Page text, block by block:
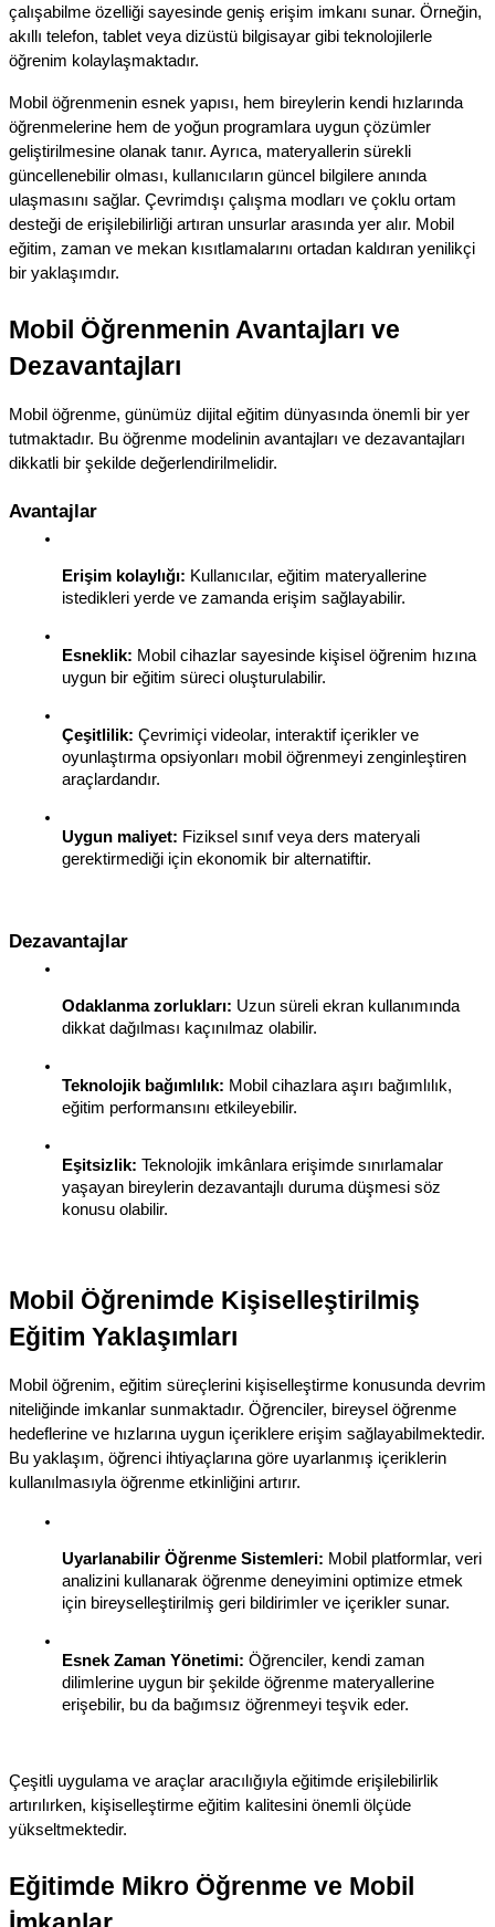
çalışabilme özelliği sayesinde geniş erişim imkanı sunar. Örneğin,
akıllı telefon, tablet veya dizüstü bilgisayar gibi teknolojilerle
öğrenim kolaylaşmaktadır.
Mobil öğrenmenin esnek yapısı, hem bireylerin kendi hızlarında
öğrenmelerine hem de yoğun programlara uygun çözümler
geliştirilmesine olanak tanır. Ayrıca, materyallerin sürekli
güncellenebilir olması, kullanıcıların güncel bilgilere anında
ulaşmasını sağlar. Çevrimdışı çalışma modları ve çoklu ortam
desteği de erişilebilirliği artıran unsurlar arasında yer alır. Mobil
eğitim, zaman ve mekan kısıtlamalarını ortadan kaldıran yenilikçi
bir yaklaşımdır.
Mobil Öğrenmenin Avantajları ve
Dezavantajları
Mobil öğrenme, günümüz dijital eğitim dünyasında önemli bir yer
tutmaktadır. Bu öğrenme modelinin avantajları ve dezavantajları
dikkatli bir şekilde değerlendirilmelidir.
Avantajlar
Erişim kolaylığı: Kullanıcılar, eğitim materyallerine
istedikleri yerde ve zamanda erişim sağlayabilir.
Esneklik: Mobil cihazlar sayesinde kişisel öğrenim hızına
uygun bir eğitim süreci oluşturulabilir.
Çeşitlilik: Çevrimiçi videolar, interaktif içerikler ve
oyunlaştırma opsiyonları mobil öğrenmeyi zenginleştiren
araçlardandır.
Uygun maliyet: Fiziksel sınıf veya ders materyali
gerektirmediği için ekonomik bir alternatiftir.
Dezavantajlar
Odaklanma zorlukları: Uzun süreli ekran kullanımında
dikkat dağılması kaçınılmaz olabilir.
Teknolojik bağımlılık: Mobil cihazlara aşırı bağımlılık,
eğitim performansını etkileyebilir.
Eşitsizlik: Teknolojik imkânlara erişimde sınırlamalar
yaşayan bireylerin dezavantajlı duruma düşmesi söz
konusu olabilir.
Mobil Öğrenimde Kişiselleştirilmiş
Eğitim Yaklaşımları
Mobil öğrenim, eğitim süreçlerini kişiselleştirme konusunda devrim
niteliğinde imkanlar sunmaktadır. Öğrenciler, bireysel öğrenme
hedeflerine ve hızlarına uygun içeriklere erişim sağlayabilmektedir.
Bu yaklaşım, öğrenci ihtiyaçlarına göre uyarlanmış içeriklerin
kullanılmasıyla öğrenme etkinliğini artırır.
Uyarlanabilir Öğrenme Sistemleri: Mobil platformlar, veri
analizini kullanarak öğrenme deneyimini optimize etmek
için bireyselleştirilmiş geri bildirimler ve içerikler sunar.
Esnek Zaman Yönetimi: Öğrenciler, kendi zaman
dilimlerine uygun bir şekilde öğrenme materyallerine
erişebilir, bu da bağımsız öğrenmeyi teşvik eder.
Çeşitli uygulama ve araçlar aracılığıyla eğitimde erişilebilirlik
artırılırken, kişiselleştirme eğitim kalitesini önemli ölçüde
yükseltmektedir.
Eğitimde Mikro Öğrenme ve Mobil